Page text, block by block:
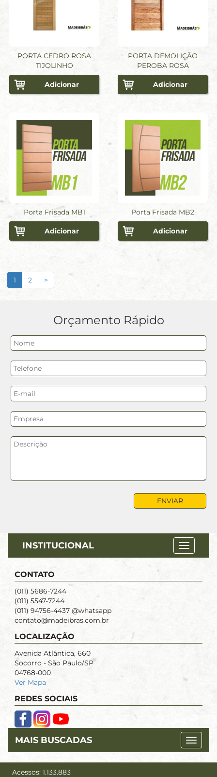
PORTA CEDRO ROSA
TIJOLINHO
Adicionar
PORTA DEMOLIÇÃO
PEROBA ROSA
Adicionar
Porta Frisada MB1
Adicionar
Porta Frisada MB2
Adicionar
1 2 >
Orçamento Rápido
INSTITUCIONAL
CONTATO
(011) 5686-7244
(011) 5547-7244
(011) 94756-4437 @whatsapp
contato@madeibras.com.br
LOCALIZAÇÃO
Avenida Atlântica, 660
Socorro - São Paulo/SP
04768-000
Ver Mapa
REDES SOCIAIS
MAIS BUSCADAS
Acessos: 1.133.883